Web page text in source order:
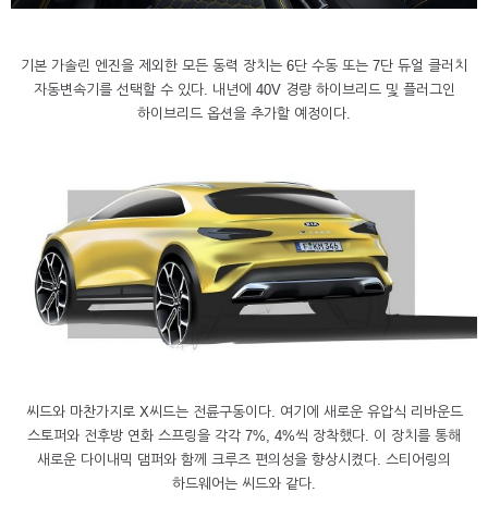
기본 가솔린 엔진을 제외한 모든 동력 장치는 6단 수동 또는 7단 듀얼 클러치
자동변속기를 선택할 수 있다. 내년에 40V 경량 하이브리드 및 플러그인
하이브리드 옵션을 추가할 예정이다.
씨드와 마찬가지로 X씨드는 전륜구동이다. 여기에 새로운 유압식 리바운드
스토퍼와 전후방 연화 스프링을 각각 7%, 4%씩 장착했다. 이 장치를 통해
새로운 다이내믹 댐퍼와 함께 크루즈 편의성을 향상시켰다. 스티어링의
하드웨어는 씨드와 같다.